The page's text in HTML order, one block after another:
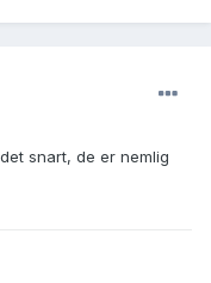
snart, de er nemlig